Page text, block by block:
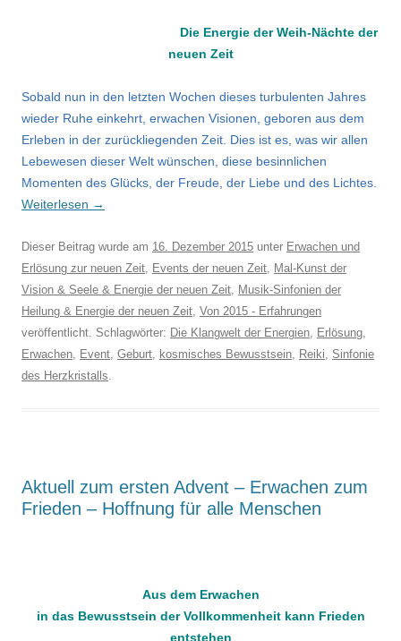
Die Energie der Weih-Nächte der
neuen Zeit
Sobald nun in den letzten Wochen dieses turbulenten Jahres
wieder Ruhe einkehrt, erwachen Visionen, geboren aus dem
Erleben in der zurückliegenden Zeit. Dies ist es, was wir allen
Lebewesen dieser Welt wünschen, diese besinnlichen
Momenten des Glücks, der Freude, der Liebe und des Lichtes.
Weiterlesen →
Dieser Beitrag wurde am 16. Dezember 2015 unter Erwachen und
Erlösung zur neuen Zeit, Events der neuen Zeit, Mal-Kunst der
Vision & Seele & Energie der neuen Zeit, Musik-Sinfonien der
Heilung & Energie der neuen Zeit, Von 2015 - Erfahrungen
veröffentlicht. Schlagwörter: Die Klangwelt der Energien, Erlösung,
Erwachen, Event, Geburt, kosmisches Bewusstsein, Reiki, Sinfonie
des Herzkristalls.
Aktuell zum ersten Advent – Erwachen zum
Frieden – Hoffnung für alle Menschen
Aus dem Erwachen
in das Bewusstsein der Vollkommenheit kann Frieden
entstehen